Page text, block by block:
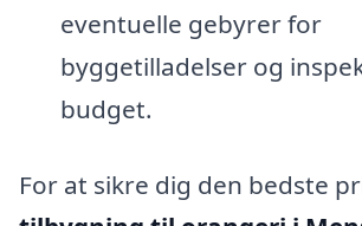
eventuelle gebyrer for
byggetilladelser og
budget.
For at sikre dig den bedste